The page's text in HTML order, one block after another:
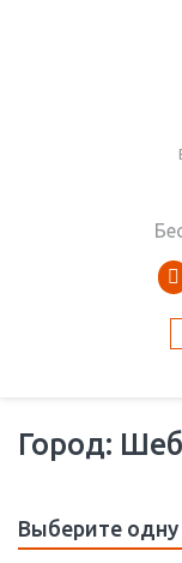
Город:
Выберите одну